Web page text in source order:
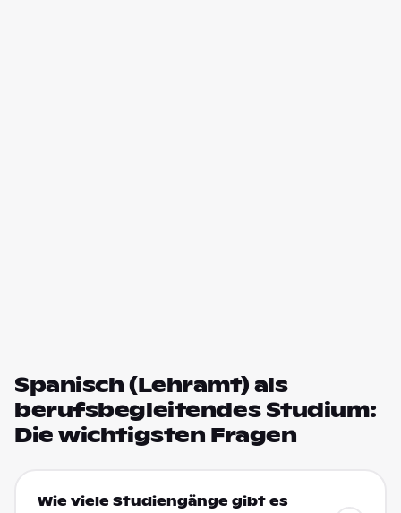
Spanisch (Lehramt) als
berufsbegleitendes Studium:
Die wichtigsten Fragen
Wie viele Studiengänge gibt es